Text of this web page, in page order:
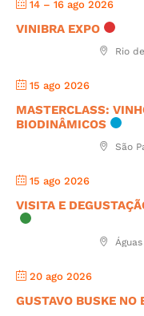
14 – 16 ago 2026
VINIBRA EXPO
Rio
15 ago 2026
MASTERCLASS:
BIODINÂMICOS
São
15 ago 2026
VISITA E
20 ago 2026
GUSTAVO BUSKE NO